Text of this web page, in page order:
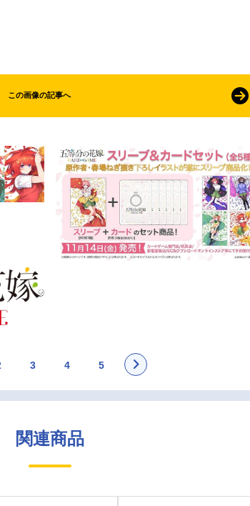
この画像の記事へ
3 4 5
関連商品